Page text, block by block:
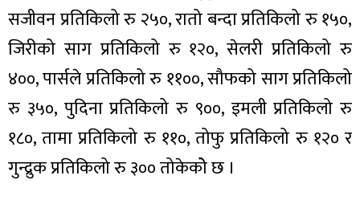
सजीवन प्रतिकिलो रु २५०, रातो बन्दा प्रतिकिलो रु १५०,
जिरीको साग प्रतिकिलो रु १२०, सेलरी प्रतिकिलो रु
४००, पार्सले प्रतिकिलो रु ११००, सौफको साग प्रतिकिलो
रु ३५०, पुदिना प्रतिकिलो रु ९००, इमली प्रतिकिलो रु
१८०, तामा प्रतिकिलो रु ११०, तोफु प्रतिकिलो रु १२० र
गुन्द्रुक प्रतिकिलो रु ३०० तोकेकोे छ ।